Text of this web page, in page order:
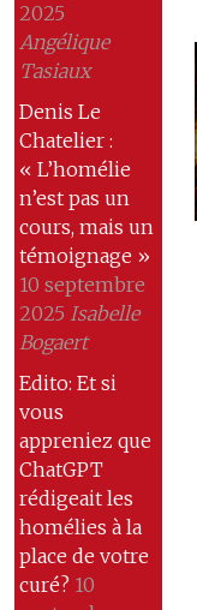
2025
Angélique
Tasiaux
Denis Le
Chatelier :
« L’homélie
n’est pas un
cours, mais un
témoignage »
10 septembre
2025 Isabelle
Bogaert
Edito: Et si
vous
appreniez que
ChatGPT
rédigeait les
homélies à la
place de votre
curé? 10